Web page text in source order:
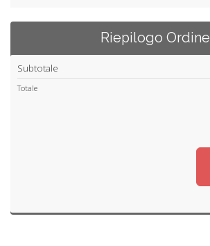
Riepilogo Ordine
Subtotale
Totale